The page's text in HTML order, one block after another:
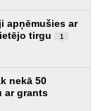
apņēmušies ar
tirgu
1
nekā 50
ar grants